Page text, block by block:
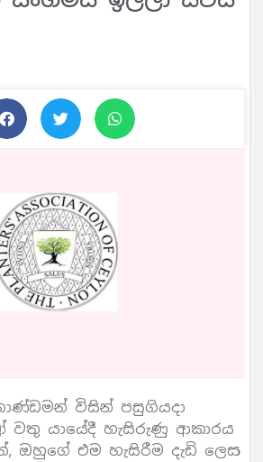
විසින් පසුගියදා
වතු යායේදී හැසිරුණු ආකාරය
ඔහුගේ එම හැසිරීම දැඩි ලෙස